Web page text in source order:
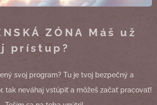
ZÓNA Máš už
prístup?
svoj program? Tu je tvoj bezpečný a
tak neváhaj vstúpiť a môžeš začať pracovať!